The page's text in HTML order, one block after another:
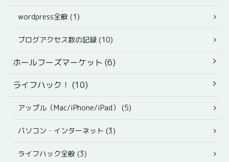
wordpress全般 (1)
ブログアクセス数の記録 (10)
ホールフーズマーケット (6)
ライフハック！ (10)
アップル（Mac/iPhone/iPad） (5)
パソコン・インターネット (3)
ライフハック全般 (3)